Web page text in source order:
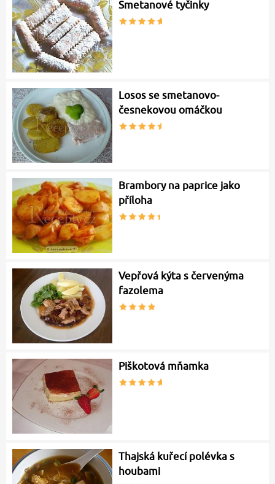
Smetanové tyčinky
Losos se smetanovo-
česnekovou omáčkou
Brambory na paprice jako
příloha
Vepřová kýta s červenýma
fazolema
Piškotová mňamka
Thajská kuřecí polévka s
houbami